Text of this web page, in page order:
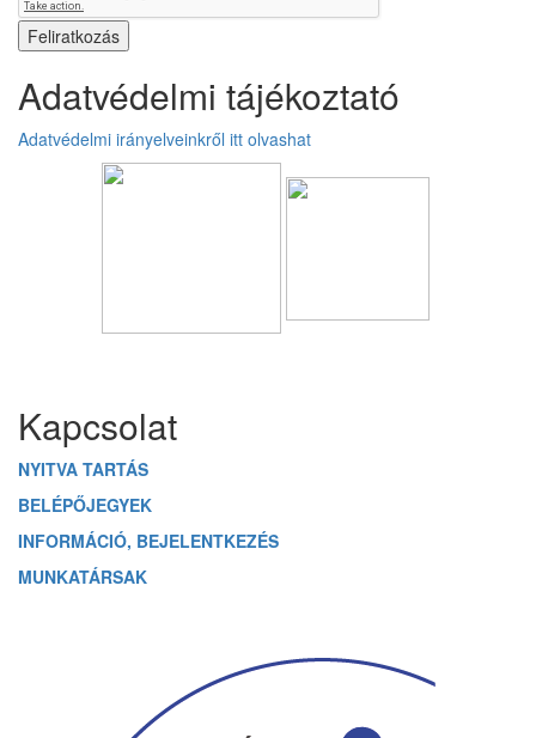
Adatvédelmi tájékoztató
Adatvédelmi irányelveinkről itt olvashat
Kapcsolat
NYITVA TARTÁS
BELÉPŐJEGYEK
INFORMÁCIÓ, BEJELENTKEZÉS
MUNKATÁRSAK